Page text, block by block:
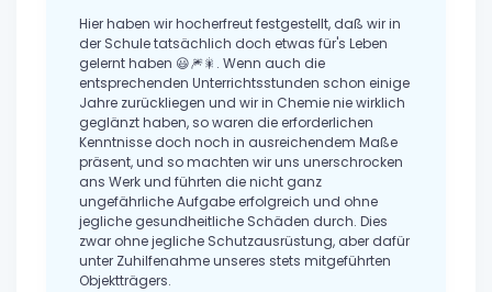
Hier haben wir hocherfreut festgestellt, daß wir in
der Schule tatsächlich doch etwas für's Leben
gelernt haben 😃🎆🎇. Wenn auch die
entsprechenden Unterrichtsstunden schon einige
Jahre zurückliegen und wir in Chemie nie wirklich
geglänzt haben, so waren die erforderlichen
Kenntnisse doch noch in ausreichendem Maße
präsent, und so machten wir uns unerschrocken
ans Werk und führten die nicht ganz
ungefährliche Aufgabe erfolgreich und ohne
jegliche gesundheitliche Schäden durch. Dies
zwar ohne jegliche Schutzausrüstung, aber dafür
unter Zuhilfenahme unseres stets mitgeführten
Objektträgers.